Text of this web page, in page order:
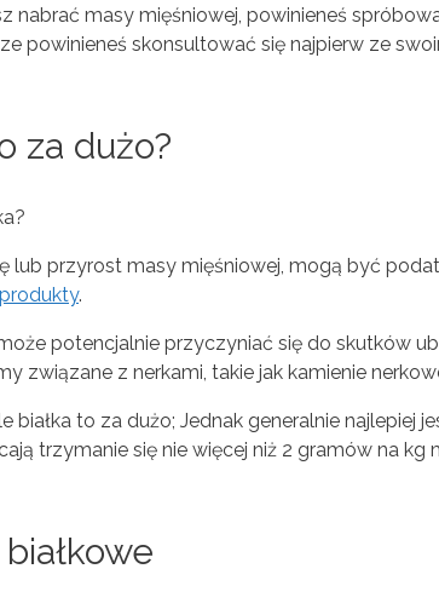
nabrać masy mięśniowej, powinieneś
powinieneś skonsultować się najpierw ze
za dużo?
przyrost masy mięśniowej, mogą być
.
potencjalnie przyczyniać się do skutków
związane z nerkami, takie jak kamienie
białka to za dużo; Jednak generalnie najlepiej
trzymanie się nie więcej niż 2 gramów na kg